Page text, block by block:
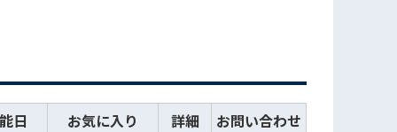
日 お気に入り 詳細
お問い合わせ